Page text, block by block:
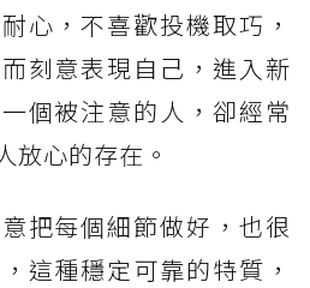
心，不喜歡投機取巧，
刻意表現自己，進入新
個被注意的人，卻經常
放心的存在。
把每個細節做好，也很
這種穩定可靠的特質，